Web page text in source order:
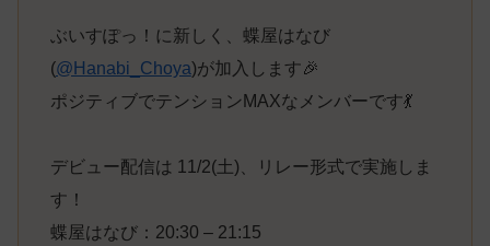
ぶいすぽっ！に新しく、蝶屋はなび
(@Hanabi_Choya)が加入します🎉
ポジティブでテンションMAXなメンバーです💃
デビュー配信は 11/2(土)、リレー形式で実施しま
す！
蝶屋はなび：20:30 – 21:15